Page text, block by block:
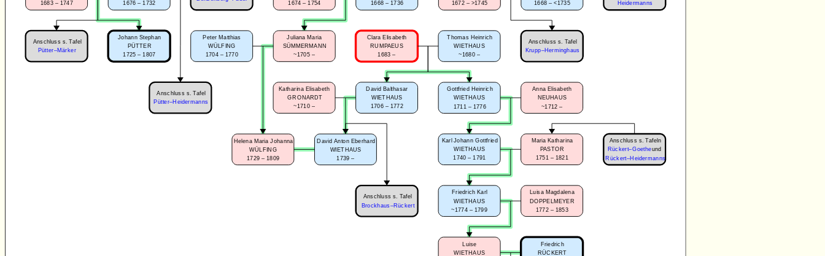
Anschluss s. Tafel
Pütter–Heidermanns
Johann Stephan
PÜTTER
1725 – 1807
1676 – 1732
1683 – 1747
Anschluss s. Tafel
Pütter–Märker
1668 – 1736
1674 – 1754
Peter Matthias
WÜLFING
1704 – 1770
Juliana Maria
SÜMMERMANN
~1705 –
David Anton Eberhard
WIETHAUS
1739 –
Helena Maria Johanna
WÜLFING
1729 – 1809
David Balthasar
WIETHAUS
1706 – 1772
Katharina Elisabeth
GRONARDT
~1710 –
Thomas Heinrich
WIETHAUS
~1680 –
Clara Elisabeth
RUMPAEUS
1683 –
Gottfried Heinrich
WIETHAUS
1711 – 1776
Anna Elisabeth
NEUHAUS
~1712 –
Karl Johann Gottfried
WIETHAUS
1740 – 1791
Maria Katharina
PASTOR
1751 – 1821
Friedrich Karl
WIETHAUS
~1774 – 1799
Luisa Magdalena
DOPPELMEYER
1772 – 1853
Friedrich
RÜCKERT
Luise
WIETHAUS
Anschluss s. Tafeln
Rückert–Goetheund
Rückert–Heidermanns
Anschluss s. Tafel
Brockhaus–Rückert
1668 – <1735
1672 – >1745
Heidermanns
Anschluss s. Tafel
Krupp–Herminghaus